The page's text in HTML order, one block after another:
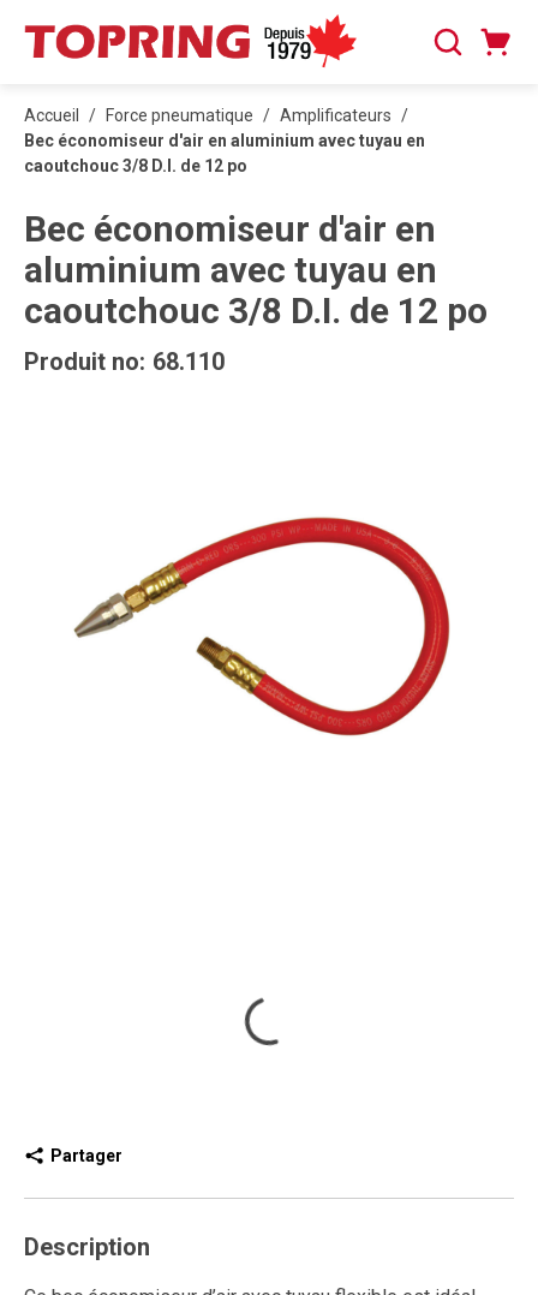
PASSER AU CONTENU PRINCIPAL
Recherche
Accueil / Force pneumatique / Amplificateurs /
Bec économiseur d'air en aluminium avec tuyau en
caoutchouc 3/8 D.I. de 12 po
Bec économiseur d'air en
aluminium avec tuyau en
caoutchouc 3/8 D.I. de 12 po
Produit no: 68.110
Partager
Description